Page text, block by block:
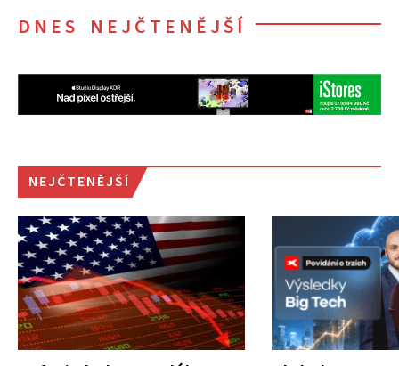
DNES NEJČTENĚJŠÍ
NEJČTENĚJŠÍ